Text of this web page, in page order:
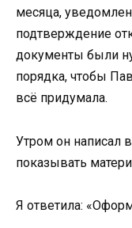
месяца,
подтверждение
документы были
порядка, чтобы
всё придумала.
Утром он написал
показывать
Я ответила: